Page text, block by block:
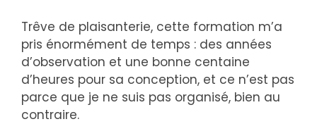
Trêve de plaisanterie, cette formation m’a
pris énormément de temps : des années
d’observation et une bonne centaine
d’heures pour sa conception, et ce n’est pas
parce que je ne suis pas organisé, bien au
contraire.